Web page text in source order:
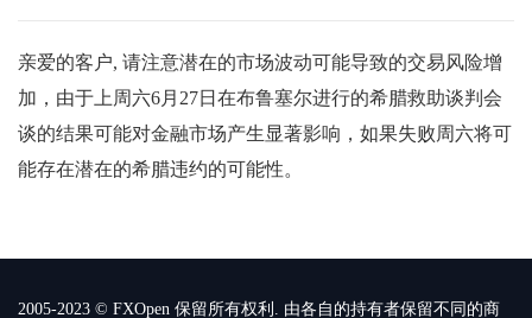
亲爱的客户, 请注意潜在的市场波动可能导致的交易风险增
加，由于上周六6月27日在布鲁塞尔进行的希腊救助谈判会
谈的结果可能对金融市场产生显著影响，如果失败周六将可
能存在潜在的希腊违约的可能性。
2005-2023 © FXOpen 保留所有权利. 由各自的持有者保留不同的商